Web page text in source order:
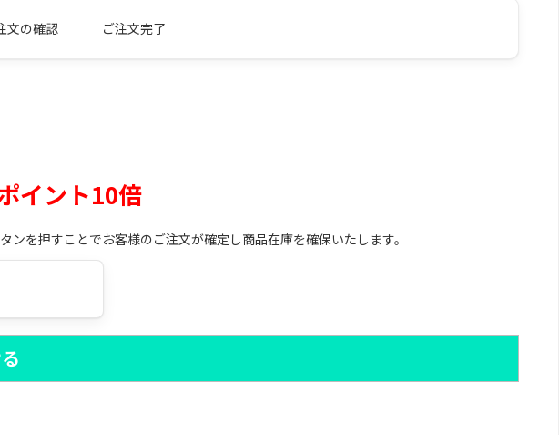
文の確認 ご注文完了
イント10倍
を押すことでお客様のご注文が確定し商品在庫を確保いたします。